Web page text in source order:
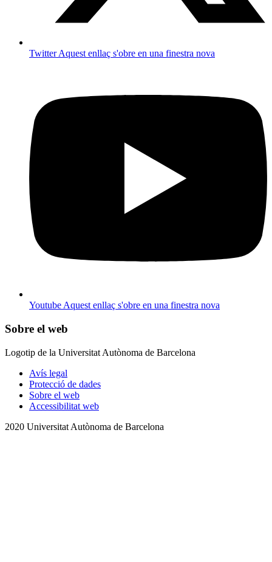
TwitterAquest enllaç s'obre en una finestra nova
YoutubeAquest enllaç s'obre en una finestra nova
Sobre el web
Logotip de la Universitat Autònoma de Barcelona
Avís legal
Protecció de dades
Sobre el web
Accessibilitat web
2020 Universitat Autònoma de Barcelona